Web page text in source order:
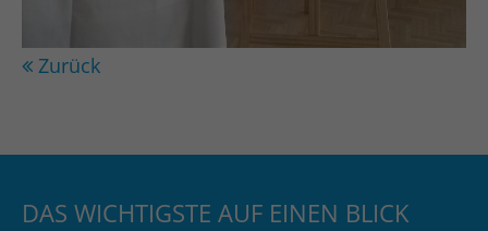
Zurück
DAS WICHTIGSTE AUF EINEN BLICK